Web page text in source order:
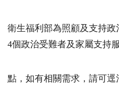
衛生福利部為照顧及支持
4個政治受難者及家屬支持
點，如有相關需求，請可